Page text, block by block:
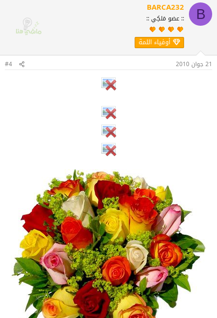
B
BARCA232
:: عضو مَلكِي ::
أوفياء اللمة
21 جوان 2010 #4